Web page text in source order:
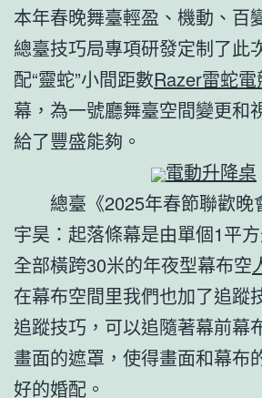
本年春晚舞臺輕盈、機動、百
總臺技巧局專項研發定制了此
配“靈蛇”小間距數Razer雷蛇
幕，為一號廳舞臺空間變更和
給了豐盛能夠。
電動升降桌
總臺《2025年春節聯歡
宇昊：起落條幕是由單個1平
全部橫跨30米的年夜型幕布空
在幕布空間里我們也加了追蹤
追蹤技巧，可以追隨著幕前幕
畫面的遮罩，使得畫面和幕布
好的婚配。